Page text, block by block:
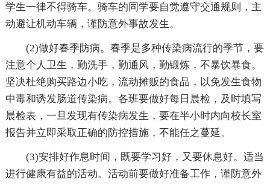
学生一律不得骑车。骑车的同学要自觉遵守交通规则，主
动避让机动车辆，谨防意外事故发生。
(2)做好春季防病。春季是多种传染病流行的季节，要
注意个人卫生，勤洗手，勤通风，勤锻炼，不暴饮暴食。
坚决杜绝购买路边小吃，流动摊贩的食品，以免发生食物
中毒和诱发肠道传染病。各班要做好每日晨检，及时填写
晨检表，一旦发现有传染病发生，要在半小时内向校长室
报告并立即采取正确的防控措施，不能任之蔓延。
(3)安排好作息时间，既要学习好，又要休息好。适当
进行健康有益的活动。活动前要做好准备工作，谨防意外